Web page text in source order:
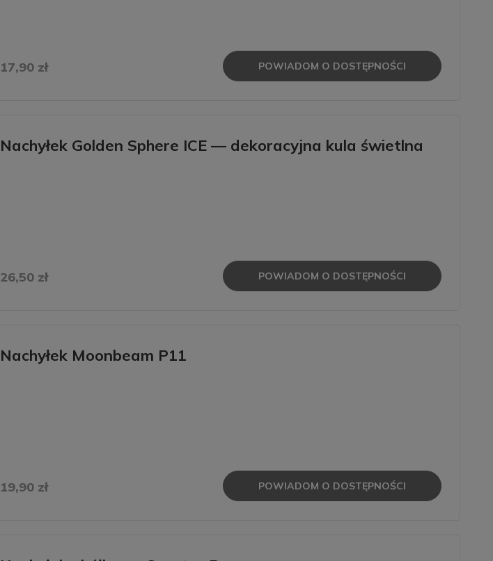
17,90 zł POWIADOM O DOSTĘPNOŚCI
Nachyłek Golden Sphere ICE — dekoracyjna kula świetlna
26,50 zł POWIADOM O DOSTĘPNOŚCI
Nachyłek Moonbeam P11
19,90 zł POWIADOM O DOSTĘPNOŚCI